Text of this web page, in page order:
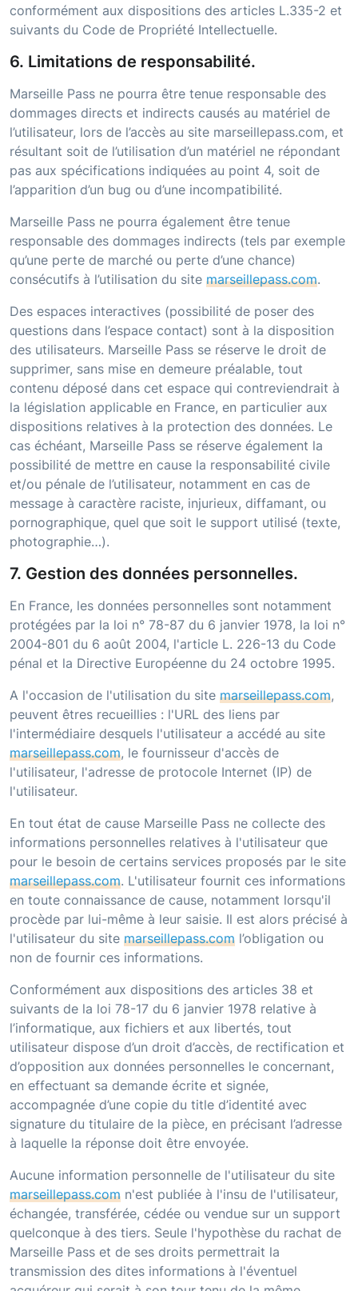
conformément aux dispositions des articles L.335-2 et
suivants du Code de Propriété Intellectuelle.
6. Limitations de responsabilité.
Marseille Pass ne pourra être tenue responsable des
dommages directs et indirects causés au matériel de
l’utilisateur, lors de l’accès au site marseillepass.com, et
résultant soit de l’utilisation d’un matériel ne répondant
pas aux spécifications indiquées au point 4, soit de
l’apparition d’un bug ou d’une incompatibilité.
Marseille Pass ne pourra également être tenue
responsable des dommages indirects (tels par exemple
qu’une perte de marché ou perte d’une chance)
consécutifs à l’utilisation du site marseillepass.com.
Des espaces interactives (possibilité de poser des
questions dans l’espace contact) sont à la disposition
des utilisateurs. Marseille Pass se réserve le droit de
supprimer, sans mise en demeure préalable, tout
contenu déposé dans cet espace qui contreviendrait à
la législation applicable en France, en particulier aux
dispositions relatives à la protection des données. Le
cas échéant, Marseille Pass se réserve également la
possibilité de mettre en cause la responsabilité civile
et/ou pénale de l’utilisateur, notamment en cas de
message à caractère raciste, injurieux, diffamant, ou
pornographique, quel que soit le support utilisé (texte,
photographie…).
7. Gestion des données personnelles.
En France, les données personnelles sont notamment
protégées par la loi n° 78-87 du 6 janvier 1978, la loi n°
2004-801 du 6 août 2004, l'article L. 226-13 du Code
pénal et la Directive Européenne du 24 octobre 1995.
A l'occasion de l'utilisation du site marseillepass.com,
peuvent êtres recueillies : l'URL des liens par
l'intermédiaire desquels l'utilisateur a accédé au site
marseillepass.com, le fournisseur d'accès de
l'utilisateur, l'adresse de protocole Internet (IP) de
l'utilisateur.
En tout état de cause Marseille Pass ne collecte des
informations personnelles relatives à l'utilisateur que
pour le besoin de certains services proposés par le site
marseillepass.com. L'utilisateur fournit ces informations
en toute connaissance de cause, notamment lorsqu'il
procède par lui-même à leur saisie. Il est alors précisé à
l'utilisateur du site marseillepass.com l’obligation ou
non de fournir ces informations.
Conformément aux dispositions des articles 38 et
suivants de la loi 78-17 du 6 janvier 1978 relative à
l’informatique, aux fichiers et aux libertés, tout
utilisateur dispose d’un droit d’accès, de rectification et
d’opposition aux données personnelles le concernant,
en effectuant sa demande écrite et signée,
accompagnée d’une copie du title d’identité avec
signature du titulaire de la pièce, en précisant l’adresse
à laquelle la réponse doit être envoyée.
Aucune information personnelle de l'utilisateur du site
marseillepass.com n'est publiée à l'insu de l'utilisateur,
échangée, transférée, cédée ou vendue sur un support
quelconque à des tiers. Seule l'hypothèse du rachat de
Marseille Pass et de ses droits permettrait la
transmission des dites informations à l'éventuel